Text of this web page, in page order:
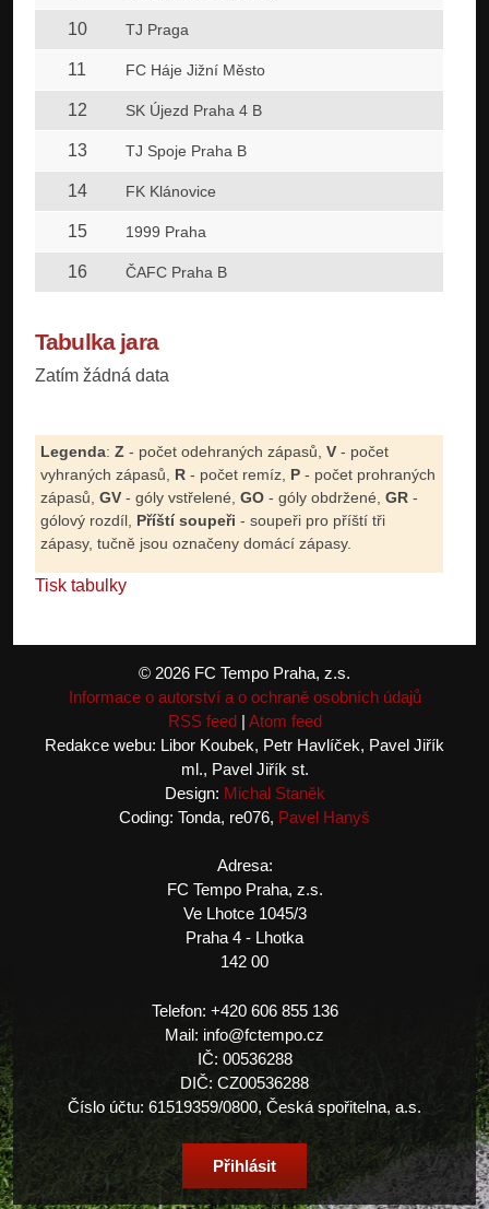
10 TJ Praga
11 FC Háje Jižní Město
12 SK Újezd Praha 4 B
13 TJ Spoje Praha B
14 FK Klánovice
15 1999 Praha
16 ČAFC Praha B
Tabulka jara
Zatím žádná data
Legenda: Z - počet odehraných zápasů, V - počet
vyhraných zápasů, R - počet remíz, P - počet prohraných
zápasů, GV - góly vstřelené, GO - góly obdržené, GR -
gólový rozdíl, Příští soupeři - soupeři pro příští tři
zápasy, tučně jsou označeny domácí zápasy.
Tisk tabulky
© 2026 FC Tempo Praha, z.s.
Informace o autorství a o ochraně osobních údajů
RSS feed| Atom feed
Redakce webu: Libor Koubek, Petr Havlíček, Pavel Jiřík
ml., Pavel Jiřík st.
Design: Michal Staněk
Coding: Tonda, re076, Pavel Hanyš
Adresa:
FC Tempo Praha, z.s.
Ve Lhotce 1045/3
Praha 4 - Lhotka
142 00
Telefon: +420 606 855 136
Mail: info@fctempo.cz
IČ: 00536288
DIČ: CZ00536288
Číslo účtu: 61519359/0800, Česká spořitelna, a.s.
Přihlásit